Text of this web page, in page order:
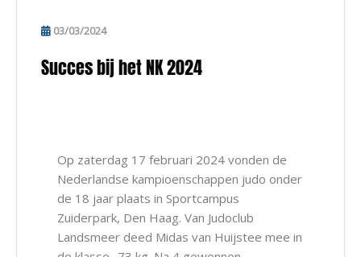
03/03/2024
Succes bij het NK 2024
Op zaterdag 17 februari 2024 vonden de
Nederlandse kampioenschappen judo onder
de 18 jaar plaats in Sportcampus
Zuiderpark, Den Haag. Van Judoclub
Landsmeer deed Midas van Huijstee mee in